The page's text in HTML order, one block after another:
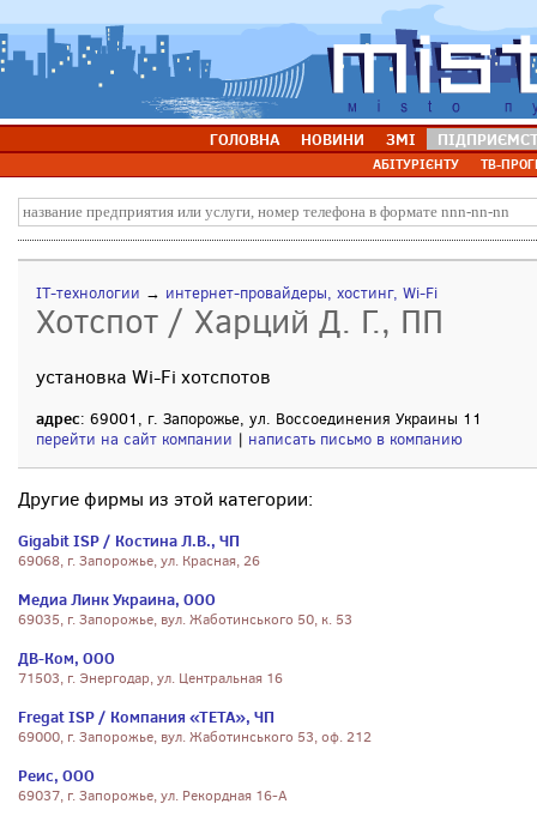
ГОЛОВНА НОВИНИ ЗМІ
АБІТУРІЄНТУ ТВ-
IT-технологии → интернет-провайдеры, хостинг, Wi-Fi
Хотспот / Харций Д. Г., ПП
установка Wi-Fi хотспотов
адрес: 69001, г. Запорожье, ул. Воссоединения Украины 11
перейти на сайт компании | написать письмо в компанию
Другие фирмы из этой категории:
Gigabit ISP / Костина Л.В., ЧП
69068, г. Запорожье, ул. Красная, 26
Медиа Линк Украина, ООО
69035, г. Запорожье, вул. Жаботинського 50, к. 53
ДВ-Ком, ООО
71503, г. Энергодар, ул. Центральная 16
Fregat ISP / Компания «ТЕТА», ЧП
69000, г. Запорожье, вул. Жаботинського 53, оф. 212
Реис, ООО
69037, г. Запорожье, ул. Рекордная 16-А